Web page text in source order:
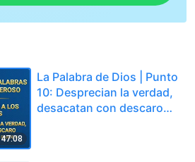
47:08
La Palabra de Dios | Punto
10: Desprecian la verdad,
desacatan con descaro